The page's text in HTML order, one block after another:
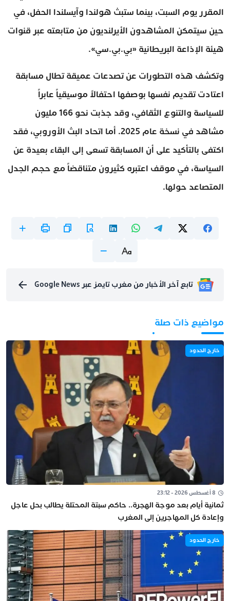
المقرر يوم السبت، بينما ستبث هولندا وآيسلندا الحفل، في
حين سيتمكن المشاهدون الأيرلنديون من متابعته عبر قنوات
هيئة الإذاعة البريطانية «بي.بي.سي».
وتكشف هذه التطورات عن تصدعات عميقة تطال مسابقة
اعتادت تقديم نفسها بوصفها احتفالاً موسيقياً عابراً
للسياسة والتنوع الثقافي، وقد جذبت نحو 166 مليون
مشاهد في نسخة عام 2025. أما اتحاد البث الأوروبي، فقد
اكتفى بالتأكيد على أن المسابقة تسعى إلى البقاء بعيدة عن
السياسة، في موقف اعتبره كثيرون متناقضاً مع حجم الجدل
المتصاعد حولها.
تابع آخر الأخبار من مغرب تايمز عبر Google News
مواضيع ذات صلة
خارج الحدود
8 أغسطس 2026 - 23:12
ثمانية أيام بعد موجة الهجرة.. حاكم سبتة المحتلة يطالب بحل عاجل
وإعادة كل المهاجرين إلى المغرب
خارج الحدود